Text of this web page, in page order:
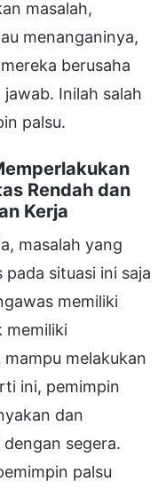
masalah,
menanganinya,
berusaha
Inilah salah
palsu.
Rendah dan
Kerja
masalah yang
situasi ini saja
memiliki
memiliki
melakukan
ini, pemimpin
dan
segera.
palsu